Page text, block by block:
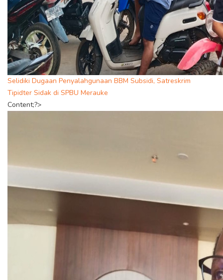
Selidiki Dugaan Penyalahgunaan BBM Subsidi, Satreskrim
Tipidter Sidak di SPBU Merauke
Content;?>